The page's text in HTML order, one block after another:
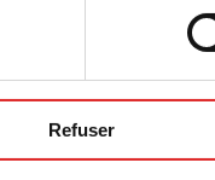
Refuser